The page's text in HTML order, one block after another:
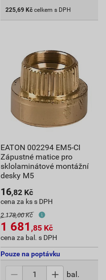
225,69 Kč celkem s DPH
EATON 002294 EM5-CI
Zápustné matice pro
sklolaminátové montážní
desky M5
16,82 Kč
cena za ks s DPH
2 178,00 Kč
1 681 ,85 Kč
cena za bal. s DPH
Pouze na poptávku
bal.